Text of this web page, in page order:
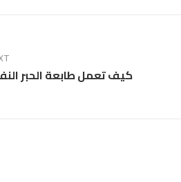
كيف تعمل طابعة الحبر